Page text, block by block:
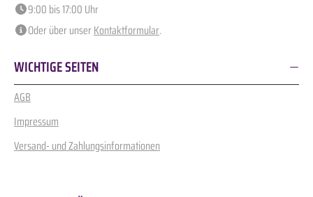
9:00 bis 17:00 Uhr
Oder über unserKontaktformular.
WICHTIGE SEITEN
AGB
Impressum
Versand- und Zahlungsinformationen